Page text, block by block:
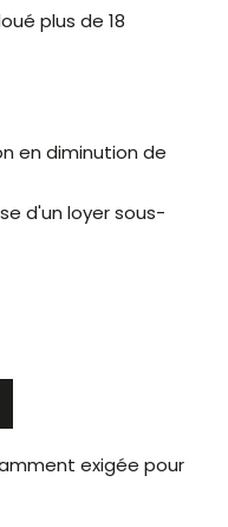
plus de 18
en diminution de
d'un loyer sous-
exigée pour